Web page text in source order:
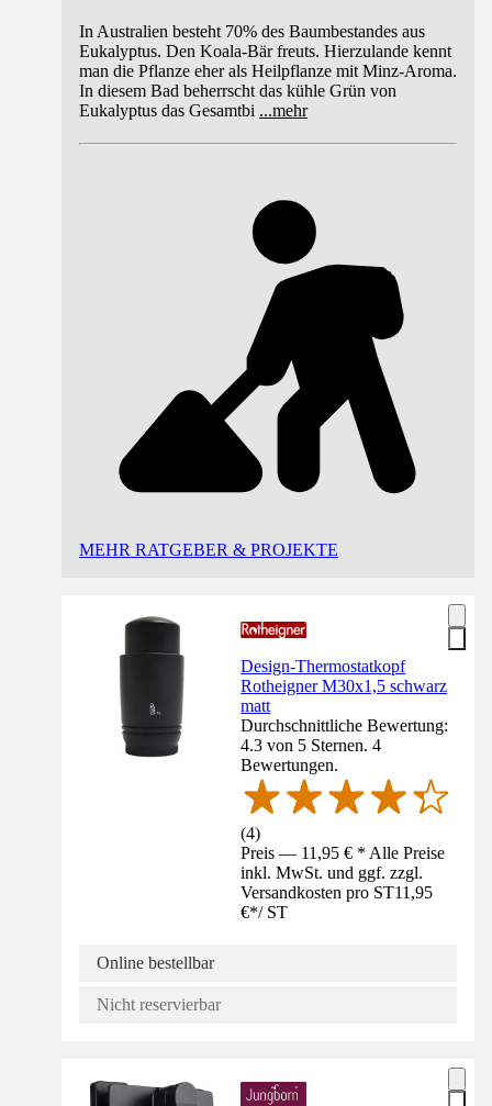
In Australien besteht 70% des Baumbestandes aus
Eukalyptus. Den Koala-Bär freuts. Hierzulande kennt
man die Pflanze eher als Heilpflanze mit Minz-Aroma.
In diesem Bad beherrscht das kühle Grün von
Eukalyptus das Gesamtbi ...mehr
MEHR RATGEBER & PROJEKTE
Design-Thermostatkopf
Rotheigner M30x1,5 schwarz
matt
Durchschnittliche Bewertung:
4.3 von 5 Sternen. 4
Bewertungen.
(4)
Preis — 11,95 € * Alle Preise
inkl. MwSt. und ggf. zzgl.
Versandkosten pro ST11,95
€*/ ST
Online bestellbar
Nicht reservierbar